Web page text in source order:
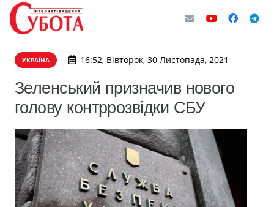
УКРАЇНА 16:52, Вівторок, 30 Листопада, 2021
Зеленський призначив нового
голову контррозвідки СБУ